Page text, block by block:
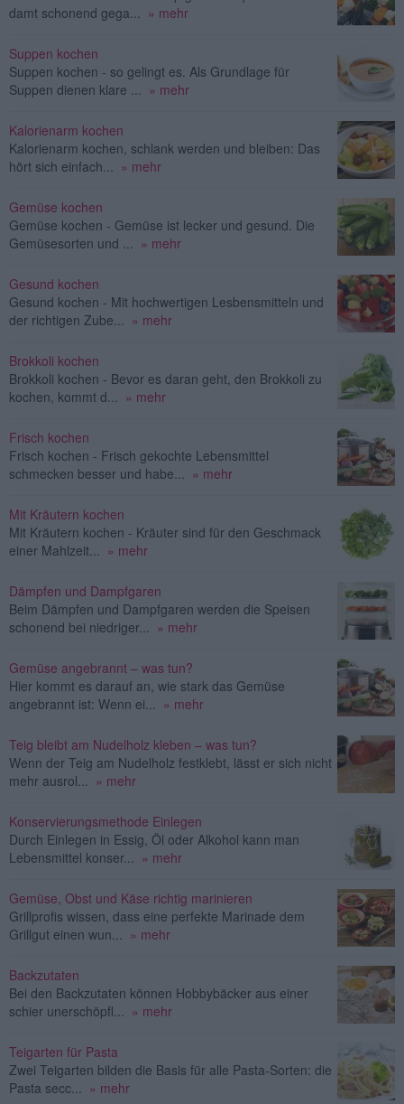
damt schonend gega...
» mehr
Suppen kochen
Suppen kochen - so gelingt es. Als Grundlage für
Suppen dienen klare ...
» mehr
Kalorienarm kochen
Kalorienarm kochen, schlank werden und bleiben: Das
hört sich einfach...
» mehr
Gemüse kochen
Gemüse kochen - Gemüse ist lecker und gesund. Die
Gemüsesorten und ...
» mehr
Gesund kochen
Gesund kochen - Mit hochwertigen Lesbensmitteln und
der richtigen Zube...
» mehr
Brokkoli kochen
Brokkoli kochen - Bevor es daran geht, den Brokkoli zu
kochen, kommt d...
» mehr
Frisch kochen
Frisch kochen - Frisch gekochte Lebensmittel
schmecken besser und habe...
» mehr
Mit Kräutern kochen
Mit Kräutern kochen - Kräuter sind für den Geschmack
einer Mahlzeit...
» mehr
Dämpfen und Dampfgaren
Beim Dämpfen und Dampfgaren werden die Speisen
schonend bei niedriger...
» mehr
Gemüse angebrannt – was tun?
Hier kommt es darauf an, wie stark das Gemüse
angebrannt ist: Wenn ei...
» mehr
Teig bleibt am Nudelholz kleben – was tun?
Wenn der Teig am Nudelholz festklebt, lässt er sich nicht
mehr ausrol...
» mehr
Konservierungsmethode Einlegen
Durch Einlegen in Essig, Öl oder Alkohol kann man
Lebensmittel konser...
» mehr
Gemüse, Obst und Käse richtig marinieren
Grillprofis wissen, dass eine perfekte Marinade dem
Grillgut einen wun...
» mehr
Backzutaten
Bei den Backzutaten können Hobbybäcker aus einer
schier unerschöpfl...
» mehr
Teigarten für Pasta
Zwei Teigarten bilden die Basis für alle Pasta-Sorten: die
Pasta secc...
» mehr